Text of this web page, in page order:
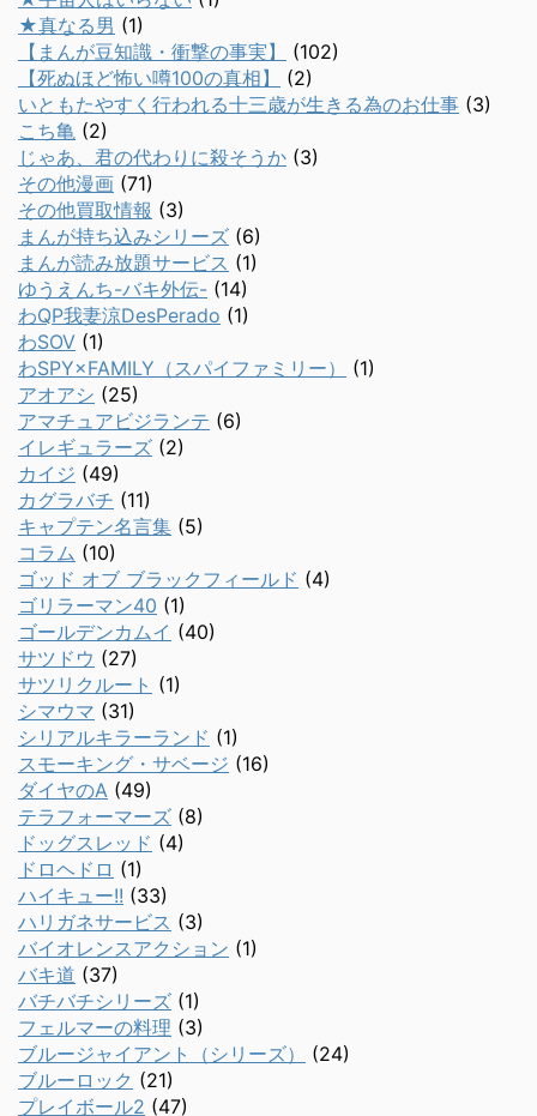
★真なる男 (1)
【まんが豆知識・衝撃の事実】
(102)
【死ぬほど怖い噂100の真相】
(2)
いともたやすく行われる十三歳が生きる為のお仕事 (3)
こち亀 (2)
じゃあ、君の代わりに殺そうか (3)
その他漫画 (71)
その他買取情報 (3)
まんが持ち込みシリーズ (6)
まんが読み放題サービス (1)
ゆうえんち-バキ外伝- (14)
わQP我妻涼DesPerado (1)
わSOV (1)
わSPY×FAMILY（スパイファミリー）
(1)
アオアシ (25)
アマチュアビジランテ (6)
イレギュラーズ (2)
カイジ (49)
カグラバチ (11)
キャプテン名言集 (5)
コラム (10)
ゴッド オブ ブラックフィールド (4)
ゴリラーマン40 (1)
ゴールデンカムイ (40)
サツドウ (27)
サツリクルート (1)
シマウマ (31)
シリアルキラーランド (1)
スモーキング・サベージ (16)
ダイヤのA (49)
テラフォーマーズ (8)
ドッグスレッド (4)
ドロヘドロ (1)
ハイキュー!! (33)
ハリガネサービス (3)
バイオレンスアクション (1)
バキ道 (37)
バチバチシリーズ (1)
フェルマーの料理 (3)
ブルージャイアント（シリーズ）
(24)
ブルーロック (21)
プレイボール2 (47)